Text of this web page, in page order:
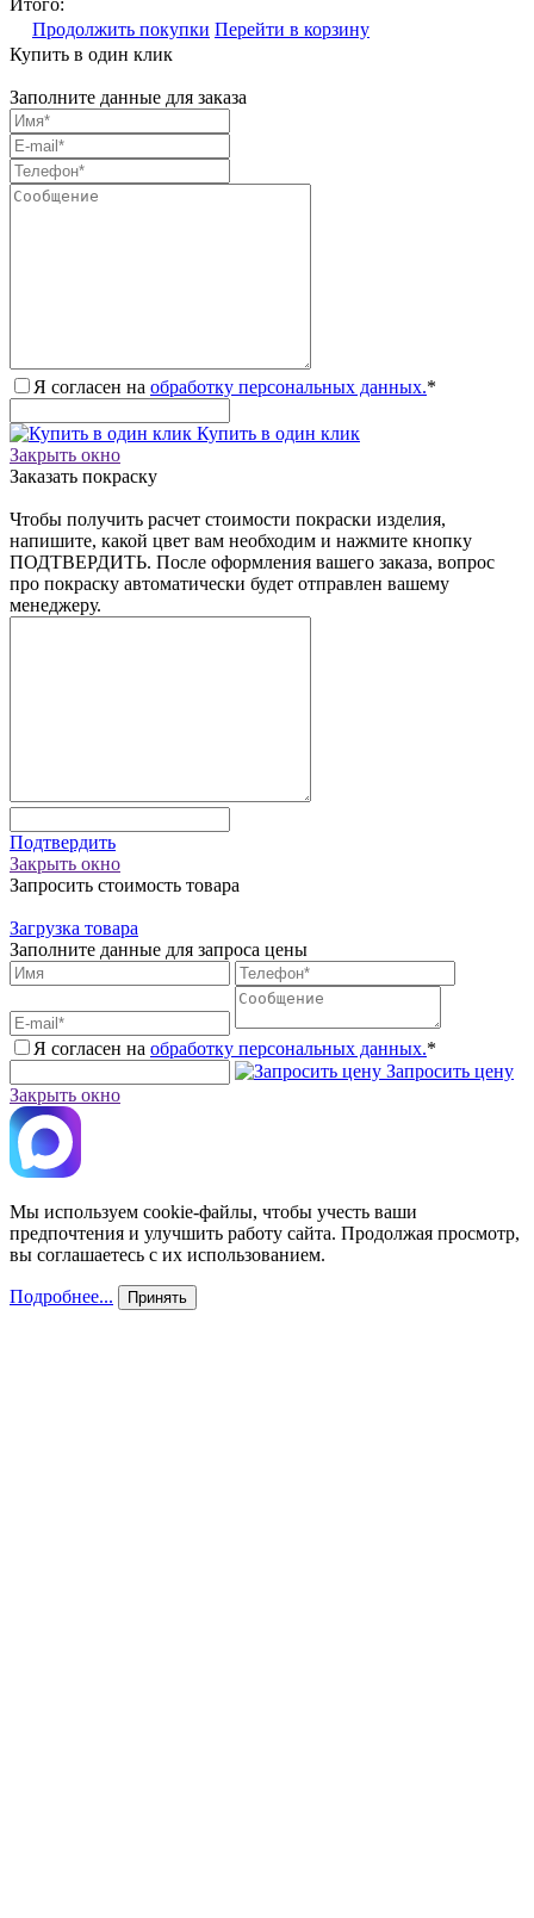
Итого:
Продолжить покупки Перейти в корзину
Купить в один клик
Заполните данные для заказа
Я согласен на обработку персональных данных.*
Купить в один клик
Закрыть окно
Заказать покраску
Чтобы получить расчет стоимости покраски изделия,
напишите, какой цвет вам необходим и нажмите кнопку
ПОДТВЕРДИТЬ. После оформления вашего заказа, вопрос
про покраску автоматически будет отправлен вашему
менеджеру.
Подтвердить
Закрыть окно
Запросить стоимость товара
Загрузка товара
Заполните данные для запроса цены
Я согласен на обработку персональных данных.*
Запросить цену
Закрыть окно
Мы используем cookie-файлы, чтобы учесть ваши
предпочтения и улучшить работу сайта. Продолжая просмотр,
вы соглашаетесь с их использованием.
Подробнее... Принять